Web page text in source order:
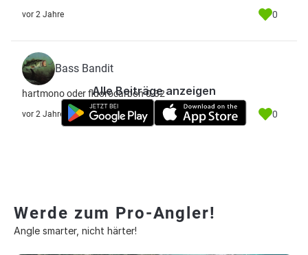
vor 2 Jahre 0
Bass Bandit
hartmono oder fluorocarbon 0.32
vor 2 Jahre 0
Alle Beiträge anzeigen
Werde zum Pro-Angler!
Angle smarter, nicht härter!